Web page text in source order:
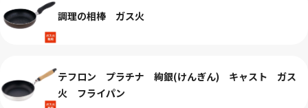
調理の相棒 ガス火
テフロン プラチナ 絢銀(けんぎん) キャスト ガス
火 フライパン